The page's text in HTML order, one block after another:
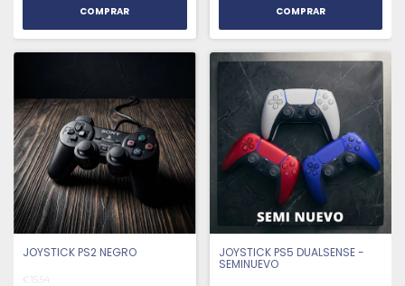
COMPRAR COMPRAR
JOYSTICK PS2 NEGRO
€15,54
JOYSTICK PS5 DUALSENSE -
SEMINUEVO